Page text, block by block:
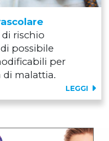
rischio
possibile
per
di malattia.
LEGGI